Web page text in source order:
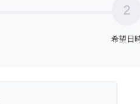
2
希望日